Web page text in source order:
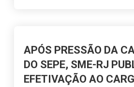
APÓS PRESSÃO DA
DO SEPE, SME-RJ
EFETIVAÇÃO AO